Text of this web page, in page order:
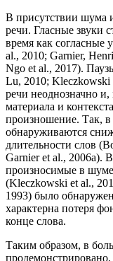
В присутствии шума
речи. Гласные звуки
время как согласные
al., 2010; Garnier,
Ngo et al., 2017).
Lu, 2010; Kleczkowski
речи неоднозначно и,
материала и
произношение. Так, в
обнаруживаются
длительности слов
Garnier et al., 2006a).
произносимые в
(Kleczkowski et al.,
1993) было
характерна потеря
конце слова.
Таким образом, в
продемонстрировано,